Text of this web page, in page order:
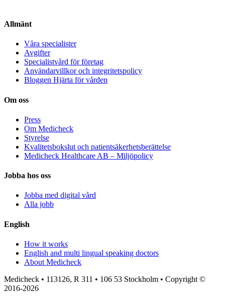
Allmänt
Våra specialister
Avgifter
Specialistvård för företag
Användarvillkor och integritetspolicy
Bloggen Hjärta för vården
Om oss
Press
Om Medicheck
Styrelse
Kvalitetsbokslut och patientsäkerhetsberättelse
Medicheck Healthcare AB – Miljöpolicy
Jobba hos oss
Jobba med digital vård
Alla jobb
English
How it works
English and multi lingual speaking doctors
About Medicheck
Medicheck • 113126, R 311 • 106 53 Stockholm • Copyright ©
2016-2026